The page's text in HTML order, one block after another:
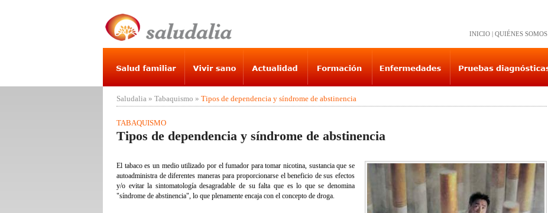
INICIO | QUIÉNES SOMOS
Saludalia » Tabaquismo » Tipos de dependencia y síndrome de abstinencia
TABAQUISMO
Tipos de dependencia y síndrome de abstinencia
El tabaco es un medio utilizado por el fumador para tomar nicotina, sustancia que se
autoadministra de diferentes maneras para proporcionarse el beneficio de sus efectos
y/o evitar la sintomatología desagradable de su falta que es lo que se denomina
"síndrome de abstinencia", lo que plenamente encaja con el concepto de droga.